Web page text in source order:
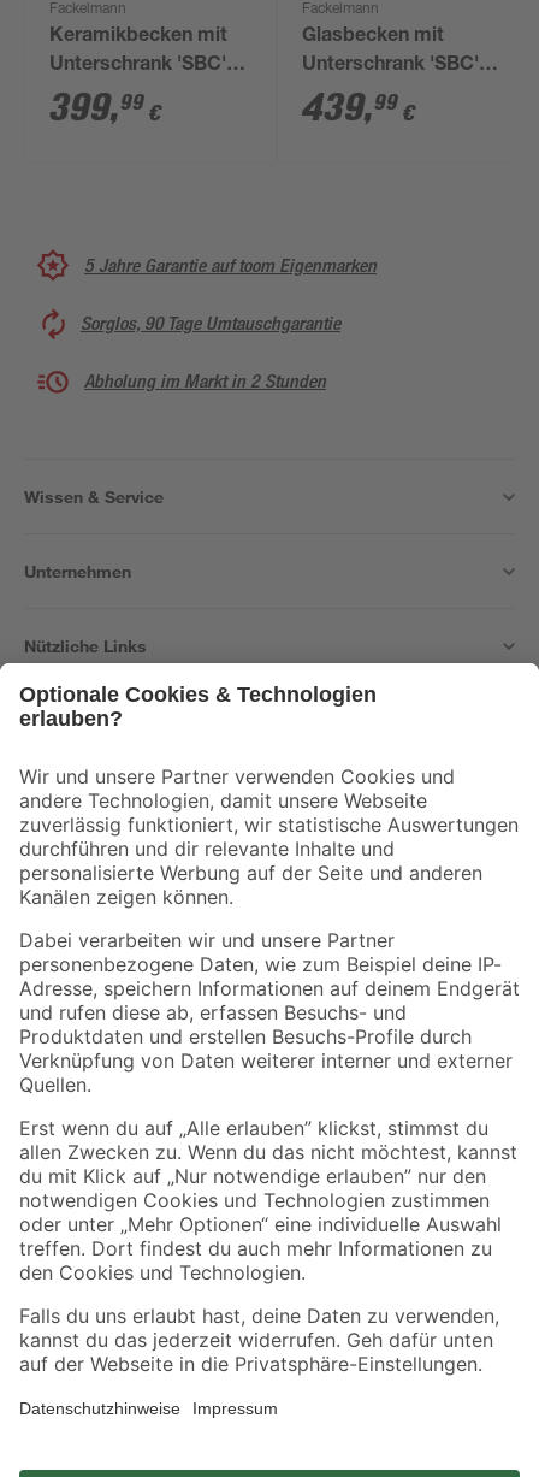
Fackelmann
Keramikbecken mit
Unterschrank 'SBC'
Hahnloch links
weiß/Eichefarben
399,99 €
Fackelmann
Glasbecken mit
Unterschrank 'SBC'
Hahnloch links
weiß/Eichefarben 45 x
439,99 €
5 Jahre Garantie auf toom Eigenmarken
Sorglos, 90 Tage Umtauschgarantie
Abholung im Markt in 2 Stunden
Wissen & Service
Unternehmen
Nützliche Links
Der toom Newsletter: Keine Angebote und Aktionen mehr verpassen!
Zur Newsletter Anmeldung
Folge uns
Zahlungsarten Versandarten
Sicher einkaufen
Jetzt die toom-App herunterladen
Alle Preisangaben in EUR inkl. gesetzl. MwSt.. Die dargestellten Angebote sind unter
Umständen nicht in allen Märkten verfügbar. Die angegebenen Verfügbarkeiten beziehen
Produkte nur solange der Vorrat reicht.
*Paketversand ab 59 € versandkostenfrei, gilt nicht für Artikel mit Speditionsversand, hier